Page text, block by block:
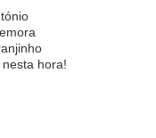
hora!